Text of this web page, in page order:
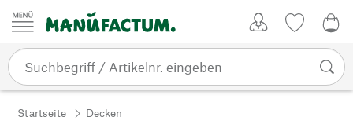
Zum Inhalt springen
Startseite Decken